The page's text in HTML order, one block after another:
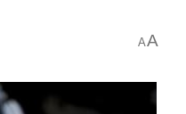
AA